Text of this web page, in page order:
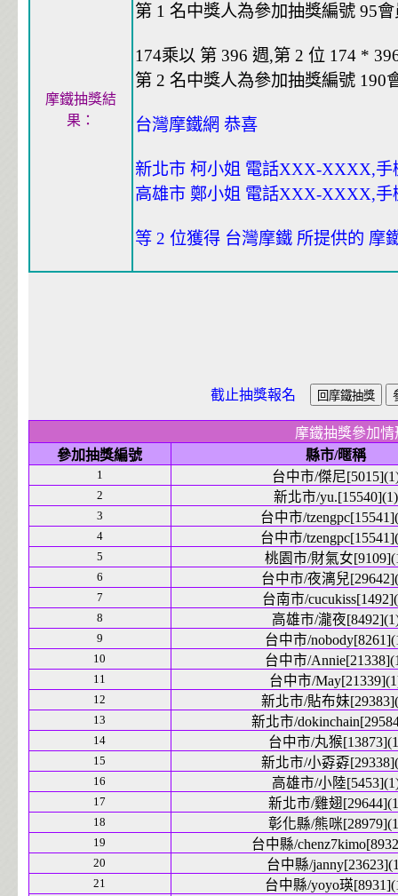
摩鐵抽獎結
果：
第 1 名中獎人為參加抽獎編號 95
174乘以 第 396 週,第 2 位 174 *
第 2 名中獎人為參加抽獎編號 190
台灣摩鐵網 恭喜
新北市 柯小姐 電話XXX-XXXX,
高雄市 鄭小姐 電話XXX-XXXX,
等 2 位獲得 台灣摩鐵 所提供的 摩
截止抽獎報名
摩鐵抽獎參加情
參加抽獎編號
縣市/暱稱
1 台中市/傑尼
2 新北市/yu.[15540](1)
3 台中市/
4 台中市/
5 桃園市/財氣女
6 台中市/夜漓兒
7 台南市/
8 高雄市/瀧夜
9 台中市/
10 台中市/
11 台中市/
12 新北市/貼布妹
13 新北市/
14 台中市/丸猴
15 新北市/小孬孬
16 高雄市/小陸
17 新北市/雞翅
18 彰化縣/熊咪
19 台中縣/
20 台中縣/
21 台中縣/yoyo瑛